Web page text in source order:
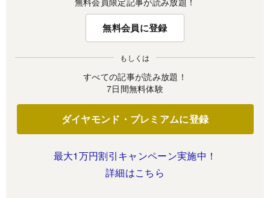
無料会員に登録
もしくは
すべての記事が読み放題！
7日間無料体験
ダイヤモンド・プレミアムに登録
最大1万円割引キャンペーン実施中！
詳細はこちら